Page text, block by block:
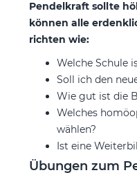
Pendelkraft sollte
können alle
richten wie:
Welche Schule
Soll ich den
Wie gut ist die
Welches
wählen?
Ist eine
Übungen zum